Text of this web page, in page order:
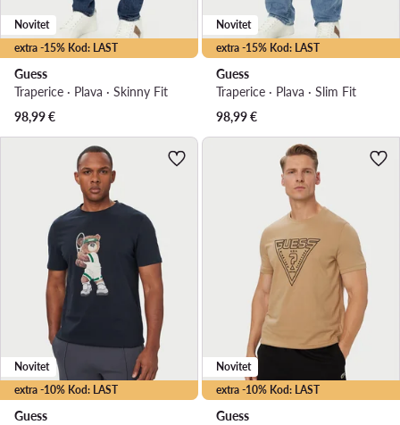
extra -15% Kod: LAST
Novitet
Guess
Traperice · Plava · Skinny Fit
98,99€
extra -15% Kod: LAST
Novitet
Guess
Traperice · Plava · Slim Fit
98,99€
extra -10% Kod: LAST
Novitet
Guess
extra -10% Kod: LAST
Novitet
Guess